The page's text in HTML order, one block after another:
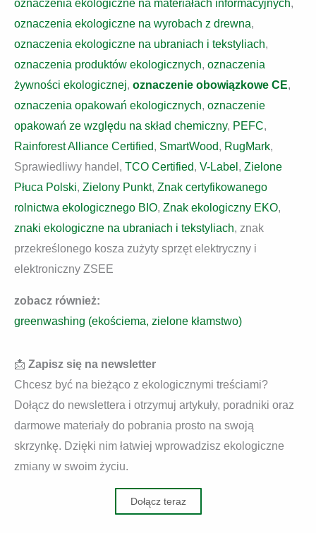
oznaczenia ekologiczne na materiałach informacyjnych,
oznaczenia ekologiczne na wyrobach z drewna,
oznaczenia ekologiczne na ubraniach i tekstyliach,
oznaczenia produktów ekologicznych, oznaczenia
żywności ekologicznej, oznaczenie obowiązkowe CE,
oznaczenia opakowań ekologicznych, oznaczenie
opakowań ze względu na skład chemiczny, PEFC,
Rainforest Alliance Certified, SmartWood, RugMark,
Sprawiedliwy handel, TCO Certified, V-Label , Zielone
Płuca Polski, Zielony Punkt, Znak certyfikowanego
rolnictwa ekologicznego BIO, Znak ekologiczny EKO,
znaki ekologiczne na ubraniach i tekstyliach, znak
przekreślonego kosza zużyty sprzęt elektryczny i
elektroniczny ZSEE
zobacz również:
greenwashing (ekościema, zielone kłamstwo)
📩 Zapisz się na newsletter
Chcesz być na bieżąco z ekologicznymi treściami?
Dołącz do newslettera i otrzymuj artykuły, poradniki oraz
darmowe materiały do pobrania prosto na swoją
skrzynkę. Dzięki nim łatwiej wprowadzisz ekologiczne
zmiany w swoim życiu.
Dołącz teraz